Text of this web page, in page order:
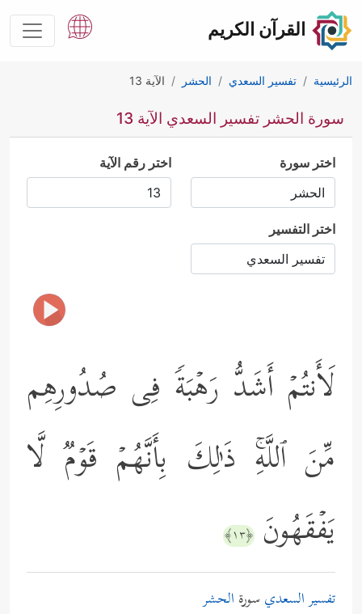
القرآن الكريم
الرئيسية تفسير السعدي الحشر الآية 13
سورة الحشر تفسير السعدي الآية 13
اختر سورة اختر رقم الآية
اختر التفسير
لَأَنتُمۡ أَشَدُّ رَهۡبَةࣰ فِی صُدُورِهِم
مِّنَ ٱللَّهِۚ ذَ ٰ⁠لِكَ بِأَنَّهُمۡ قَوۡمࣱ لَّا
یَفۡقَهُونَ ﴿١٣﴾
تفسير السعدي سورة الحشر